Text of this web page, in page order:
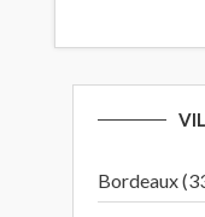
Bordeaux